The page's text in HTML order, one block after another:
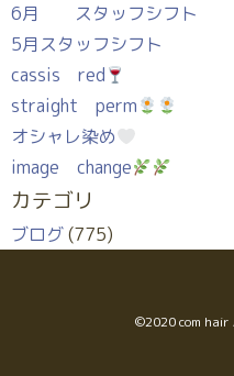
6月 スタッフシフト
5月スタッフシフト
cassis red
straight perm
オシャレ染め
image change
カテゴリ
ブログ(775)
©︎2020 com hair